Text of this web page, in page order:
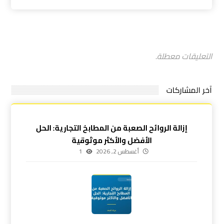
التعليقات معطلة.
آخر المشاركات
إزالة الروائح الصعبة من المطابخ التجارية: الحل
الأفضل والأكثر موثوقية
أغسطس 2, 2026 1